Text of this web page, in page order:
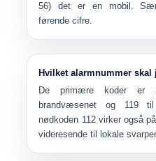
56) det er en mobil.
førende cifre.
Hvilket alarmnummer
De primære koder er
brandvæsenet og 119til
nødkoden 112virker også
videresende til lokale